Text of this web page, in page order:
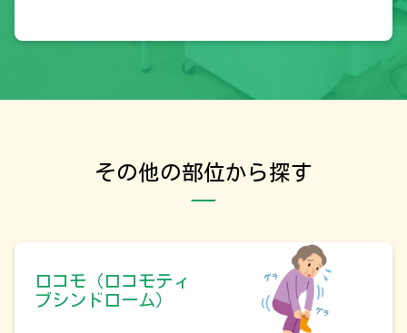
その他の部位から探す
ロコモ（ロコモティ
ブシンドローム）